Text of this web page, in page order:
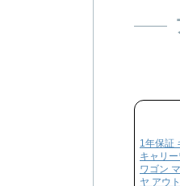
1年保証
キャリ
ワゴン
ヤ アウ